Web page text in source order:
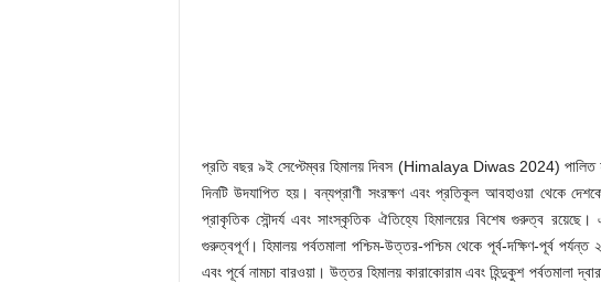
প্রতি বছর ৯ই সেপ্টেম্বর হিমালয় দিবস (Himalaya Diwas 2024) পালিত
দিনটি উদযাপিত হয়। বন্যপ্রাণী সংরক্ষণ এবং প্রতিকূল আবহাওয়া থেকে
প্রাকৃতিক সৌন্দর্য এবং সাংস্কৃতিক ঐতিহ্যে হিমালয়ের বিশেষ গুরুত্ব রয়েছে।
গুরুত্বপূর্ণ। হিমালয় পর্বতমালা পশ্চিম-উত্তর-পশ্চিম থেকে পূর্ব-দক্ষিণ-পূর্ব
এবং পূর্বে নামচা বারওয়া। উত্তর হিমালয় কারাকোরাম এবং হিন্দুকুশ পর্বতমালা